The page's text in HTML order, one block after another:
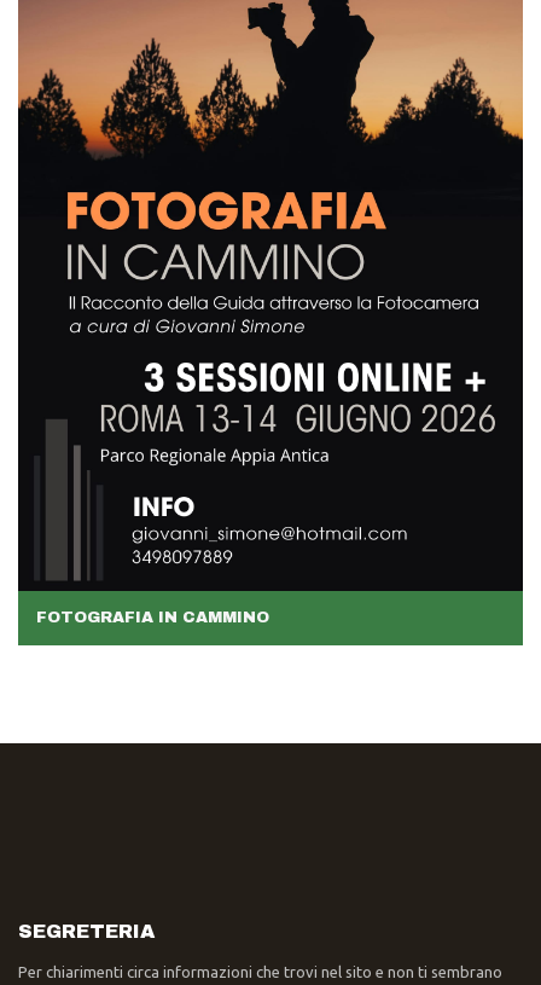
FOTOGRAFIA IN CAMMINO
SEGRETERIA
Per chiarimenti circa informazioni che trovi nel sito e non ti sembrano